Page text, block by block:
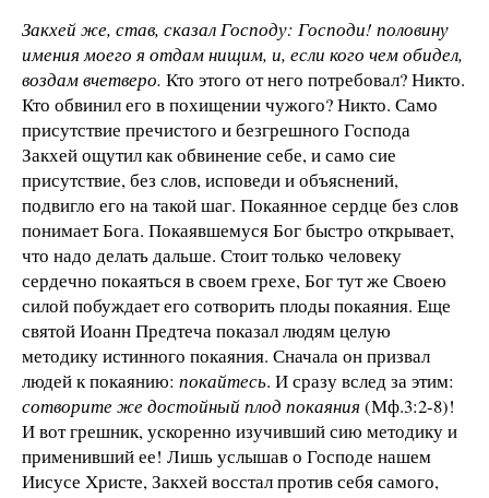
Закхей же, став, сказал Господу: Господи! половину
имения моего я отдам нищим, и, если кого чем обидел,
воздам вчетверо. Кто этого от него потребовал? Никто.
Кто обвинил его в похищении чужого? Никто. Само
присутствие пречистого и безгрешного Господа
Закхей ощутил как обвинение себе, и само сие
присутствие, без слов, исповеди и объяснений,
подвигло его на такой шаг. Покаянное сердце без слов
понимает Бога. Покаявшемуся Бог быстро открывает,
что надо делать дальше. Стоит только человеку
сердечно покаяться в своем грехе, Бог тут же Своею
силой побуждает его сотворить плоды покаяния. Еще
святой Иоанн Предтеча показал людям целую
методику истинного покаяния. Сначала он призвал
людей к покаянию: покайтесь. И сразу вслед за этим:
сотворите же достойный плод покаяния (Мф.3:2-8)!
И вот грешник, ускоренно изучивший сию методику и
применивший ее! Лишь услышав о Господе нашем
Иисусе Христе, Закхей восстал против себя самого,